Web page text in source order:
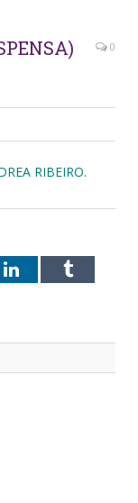
0
RIBEIRO.
LinkedInTumblr